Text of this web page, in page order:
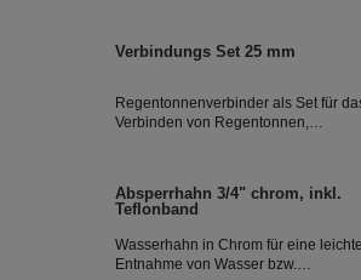
Verbindungs Set 25 mm
Regentonnenverbinder als Set für
Verbinden von Regentonnen,
Absperrhahn 3/4" chrom, inkl.
Teflonband
Wasserhahn in Chrom für eine leichte
Entnahme von Wasser bzw.